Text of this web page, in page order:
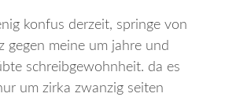
konfus derzeit, springe von
gegen meine um jahre und
schreibgewohnheit. da es
um zirka zwanzig seiten